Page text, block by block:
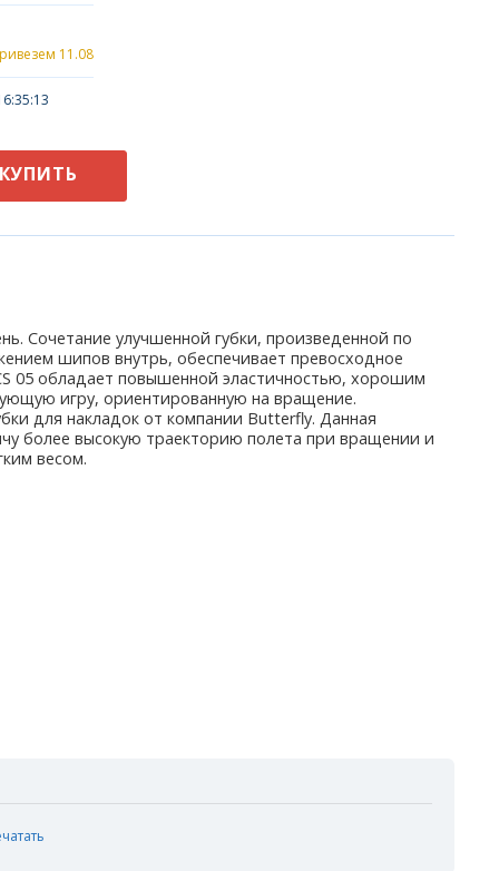
11.08
КУПИТЬ
Сочетание улучшенной губки, произведенной по
шипов внутрь, обеспечивает превосходное
05 обладает повышенной эластичностью, хорошим
игру, ориентированную на вращение.
для накладок от компании Butterfly. Данная
более высокую траекторию полета при вращении и
весом.